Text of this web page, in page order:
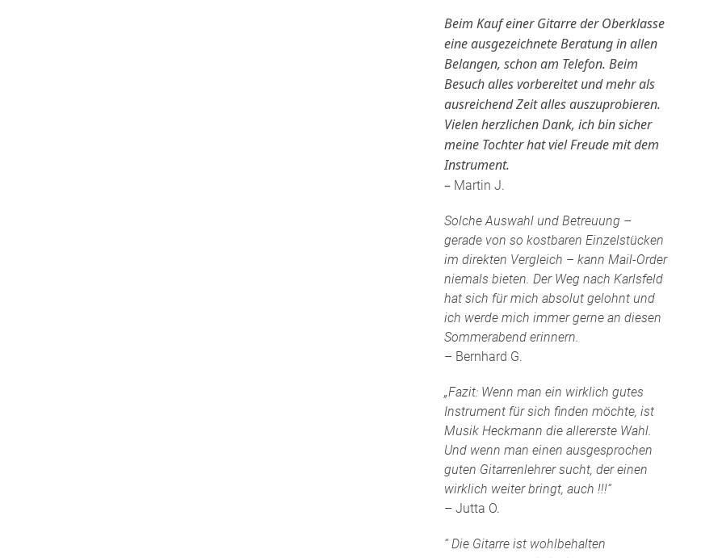
Beim Kauf einer Gitarre der Oberklasse
eine ausgezeichnete Beratung in allen
Belangen, schon am Telefon. Beim
Besuch alles vorbereitet und mehr als
ausreichend Zeit alles auszuprobieren.
Vielen herzlichen Dank, ich bin sicher
meine Tochter hat viel Freude mit dem
Instrument.
– Martin J.
Solche Auswahl und Betreuung –
gerade von so kostbaren Einzelstücken
im direkten Vergleich – kann Mail-Order
niemals bieten. Der Weg nach Karlsfeld
hat sich für mich absolut gelohnt und
ich werde mich immer gerne an diesen
Sommerabend erinnern.
– Bernhard G.
„Fazit: Wenn man ein wirklich gutes
Instrument für sich finden möchte, ist
Musik Heckmann die allererste Wahl.
Und wenn man einen ausgesprochen
guten Gitarrenlehrer sucht, der einen
wirklich weiter bringt, auch !!!“
– Jutta O.
“ Die Gitarre ist wohlbehalten